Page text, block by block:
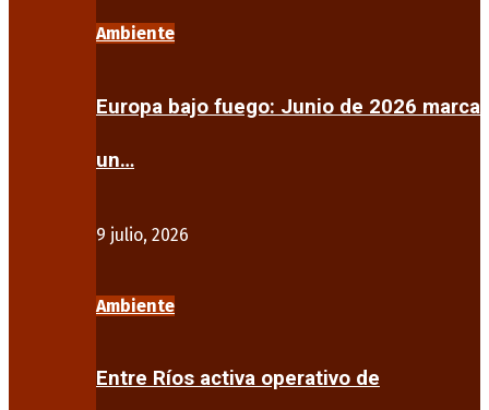
Ambiente
Europa bajo fuego: Junio de 2026 marca
un…
9 julio, 2026
Ambiente
Entre Ríos activa operativo de